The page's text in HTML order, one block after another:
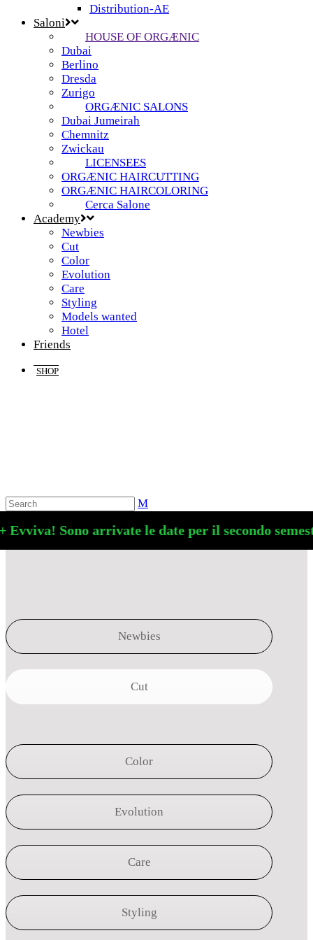
Distribution-AE
Saloni
HOUSE OF ORGÆNIC
Dubai
Berlino
Dresda
Zurigo
ORGÆNIC SALONS
Dubai Jumeirah
Chemnitz
Zwickau
LICENSEES
ORGÆNIC HAIRCUTTING
ORGÆNIC HAIRCOLORING
Cerca Salone
Academy
Newbies
Cut
Color
Evolution
Care
Styling
Models wanted
Hotel
Friends
SHOP
Sono arrivate le date per il secondo
Newbies
Cut
Color
Evolution
Care
Styling